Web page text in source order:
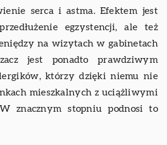
serca i astma. Efektem jest
egzystencji, ale też
na wizytach w gabinetach
jest ponadto prawdziwym
którzy dzięki niemu nie
mieszkalnych z uciążliwymi
znacznym stopniu podnosi to